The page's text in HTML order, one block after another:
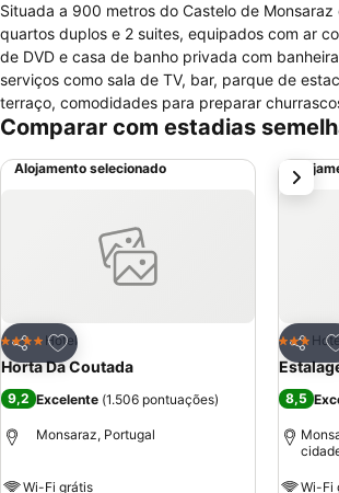
Situada a 900 metros do Castelo de
quartos duplos e 2 suites, equipados com ar
de DVD e casa de banho privada com
serviços como sala de TV, bar, parque de
terraço, comodidades para preparar
envolvente. Passe agradáveis momentos de
Comparar com estadias
Alojamento selecionado
Partilhar
Adicionar aos favoritos
4 EstrelasHotel
Horta Da Coutada
9,2 Excelente (1.506 pontuações)
Monsaraz, Portugal
Wi-Fi grátis
3 Estrelas
8,5
Wi-Fi